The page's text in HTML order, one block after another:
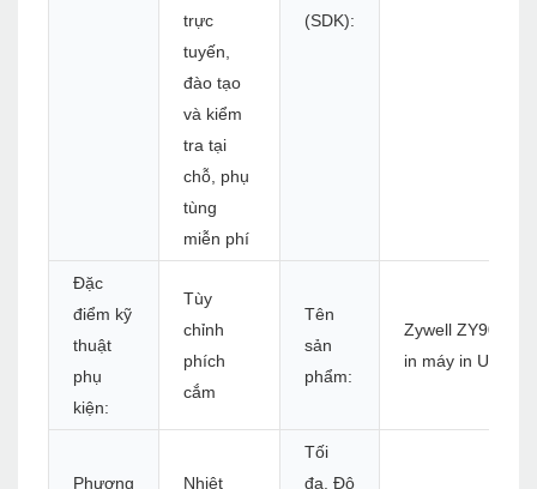
trực
tuyến,
đào tạo
và kiểm
tra tại
chỗ, phụ
tùng
miễn phí
(SDK):
Đặc
điểm kỹ
thuật
phụ
kiện:
Tùy
chỉnh
phích
cắm
Tên
sản
phẩm:
Zywell ZY909
in máy in USB
Phương
Nhiệt
Tối
đa. Độ